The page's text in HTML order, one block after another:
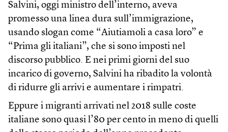
Salvini, oggi ministro dell’interno, aveva
promesso una linea dura sull’immigrazione,
usando slogan come “Aiutiamoli a casa loro” e
“Prima gli italiani”, che si sono imposti nel
discorso pubblico. E nei primi giorni del suo
incarico di governo, Salvini ha ribadito la volontà
di ridurre gli arrivi e aumentare i rimpatri.
Eppure i migranti arrivati nel 2018 sulle coste
italiane sono quasi l’80 per cento in meno di quelli